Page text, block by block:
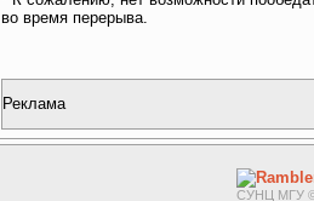
во время перерыва.
Реклама
СУНЦ МГУ ©